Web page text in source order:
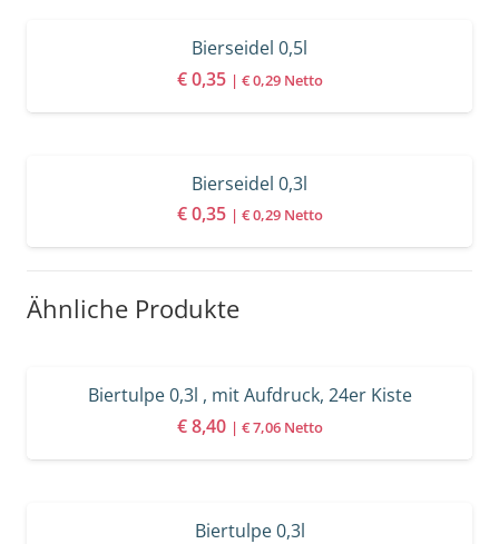
Bierseidel 0,5l
€0,35 | €0,29Netto
Bierseidel 0,3l
€0,35 | €0,29Netto
Ähnliche Produkte
Biertulpe 0,3l , mit Aufdruck, 24er Kiste
€8,40 | €7,06Netto
Biertulpe 0,3l